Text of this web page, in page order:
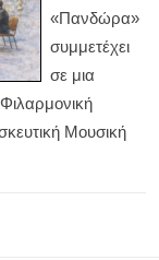
«Πανδώρα»
συμμετέχει
σε μια
Μουσική